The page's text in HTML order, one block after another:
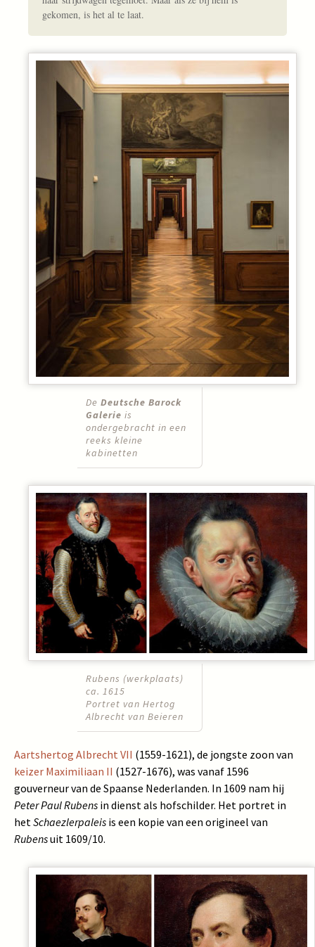
gekomen, is het al te laat.
De Deutsche Barock
Galerie is
ondergebracht in een
reeks kleine
kabinetten
Rubens (werkplaats)
ca. 1615
Portret van Hertog
Albrecht van Beieren
Aartshertog Albrecht VII (1559-1621), de jongste zoon van
keizer Maximiliaan II (1527-1676), was vanaf 1596
gouverneur van de Spaanse Nederlanden. In 1609 nam hij
Peter Paul Rubens in dienst als hofschilder. Het portret in
hetSchaezlerpaleis is een kopie van een origineel van
Rubensuit 1609/10.